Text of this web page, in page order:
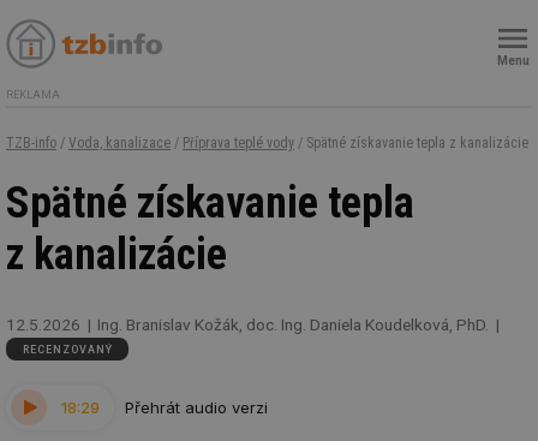
Menu
REKLAMA
TZB-info / Voda, kanalizace / Příprava teplé vody / Spätné získavanie tepla z kanalizácie
Spätné získavanie tepla
z kanalizácie
12.5.2026 Ing. Branislav Kožák, doc. Ing. Daniela Koudelková, PhD.
RECENZOVANÝ
18:29 Přehrát audio verzi